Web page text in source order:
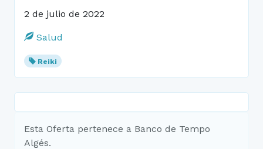
2 de julio de 2022
Salud
Reiki
Esta Oferta pertenece a Banco de Tempo
Algés.